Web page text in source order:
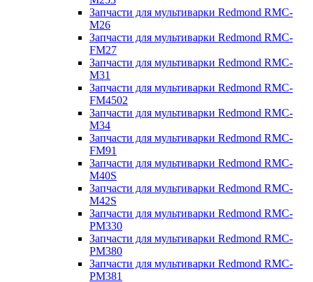
Запчасти для мультиварки Redmond RMC-
M26
Запчасти для мультиварки Redmond RMC-
FM27
Запчасти для мультиварки Redmond RMC-
M31
Запчасти для мультиварки Redmond RMC-
FM4502
Запчасти для мультиварки Redmond RMC-
M34
Запчасти для мультиварки Redmond RMC-
FM91
Запчасти для мультиварки Redmond RMC-
M40S
Запчасти для мультиварки Redmond RMC-
M42S
Запчасти для мультиварки Redmond RMC-
PM330
Запчасти для мультиварки Redmond RMC-
PM380
Запчасти для мультиварки Redmond RMC-
PM381